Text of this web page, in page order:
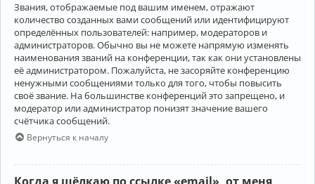
Звания, отображаемые под вашим именем, отражают
количество созданных вами сообщений или идентифицируют
определённых пользователей: например, модераторов и
администраторов. Обычно вы не можете напрямую изменять
наименования званий на конференции, так как они установлены
её администратором. Пожалуйста, не засоряйте конференцию
ненужными сообщениями только для того, чтобы повысить
своё звание. На большинстве конференций это запрещено, и
модератор или администратор понизят значение вашего
счётчика сообщений.
Вернуться к началу
Когда я щёлкаю по ссылке «email», от меня